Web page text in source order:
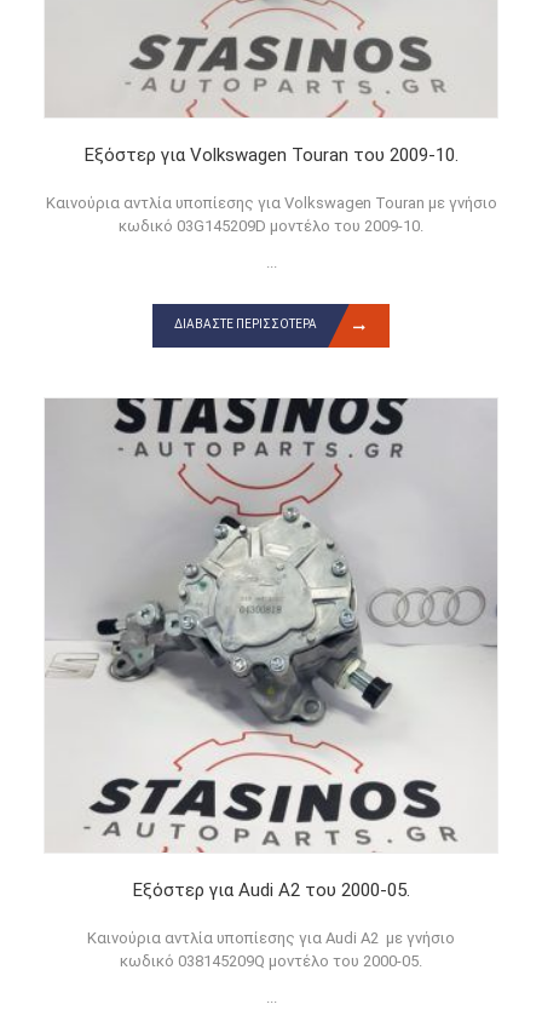
Εξόστερ για Volkswagen Touran του 2009-10.
Καινούρια αντλία υποπίεσης για Volkswagen Touran με γνήσιο
κωδικό 03G145209D μοντέλο του 2009-10.
ΔΙΑΒΆΣΤΕ ΠΕΡΙΣΣΌΤΕΡΑ
Εξόστερ για Audi A2 του 2000-05.
Καινούρια αντλία υποπίεσης για Audi A2 με γνήσιο
κωδικό 038145209Q μοντέλο του 2000-05.